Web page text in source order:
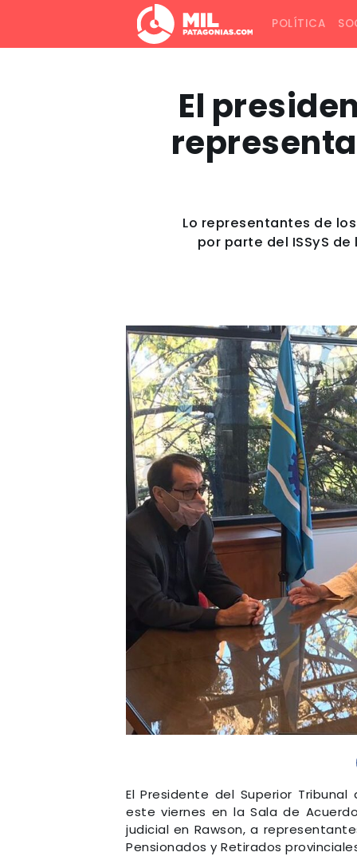
POLÍTICA
El
Lo representantes de
por parte del ISSyS
El Presidente del Superior
este viernes en la Sala de
judicial en Rawson, a
Pensionados y Retirados